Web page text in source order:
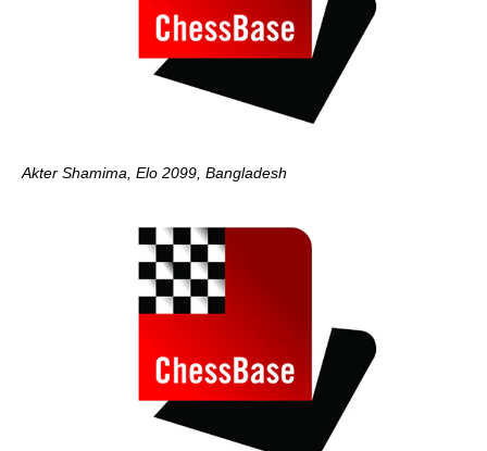
Akter Shamima, Elo 2099, Bangladesh